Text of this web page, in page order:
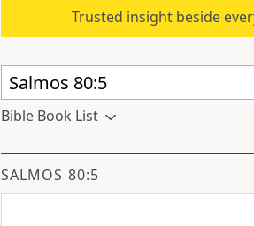
Trusted insight beside
Bible Book List
SALMOS 80:5